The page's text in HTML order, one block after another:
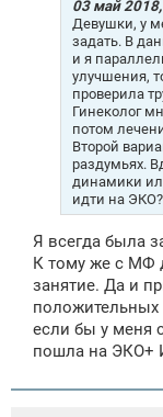
03 май
Девушки, у
задать. В
и я
улучшения,
проверила
Гинеколог
потом
Второй
раздумьях.
динамики
идти на
Я всегда была
К тому же с МФ
занятие. Да и
положительных
если бы у меня
пошла на